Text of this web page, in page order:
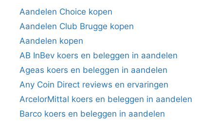
Aandelen Choice kopen
Aandelen Club Brugge kopen
Aandelen kopen
AB InBev koers en beleggen in aandelen
Ageas koers en beleggen in aandelen
Any Coin Direct reviews en ervaringen
ArcelorMittal koers en beleggen in aandelen
Barco koers en beleggen in aandelen